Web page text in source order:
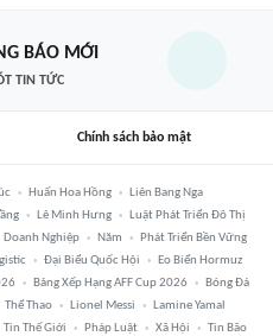
BÁO MỚI
TIN TỨC
Chính sách bảo mật
Huấn Hoa Hồng
Liên Bang Nga
Lê Minh Hưng
Luật Phát Triển Đô Thị
Doanh Nghiệp Năm
Phát Triển Bền Vững
Đại Biểu Quốc Hội
Eo Biển Hormuz
Bảng Xếp Hạng AFF Cup 2026
Bóng Đá
Thể Thao Lionel Messi
Lamine Yamal
Tin Thế Giới Pháp Luật Xã Hội
Tin Bão